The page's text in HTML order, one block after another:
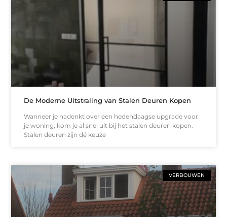
De Moderne Uitstraling van Stalen Deuren Kopen
Wanneer je nadenkt over een hedendaagse upgrade voor
je woning, kom je al snel uit bij het stalen deuren kopen.
Stalen deuren zijn dé keuze
VERBOUWEN